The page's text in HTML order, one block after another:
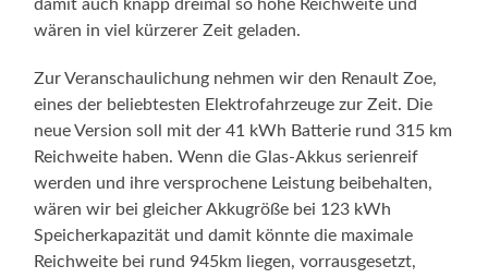
damit auch knapp dreimal so hohe Reichweite und
wären in viel kürzerer Zeit geladen.
Zur Veranschaulichung nehmen wir den Renault Zoe,
eines der beliebtesten Elektrofahrzeuge zur Zeit. Die
neue Version soll mit der 41 kWh Batterie rund 315 km
Reichweite haben. Wenn die Glas-Akkus serienreif
werden und ihre versprochene Leistung beibehalten,
wären wir bei gleicher Akkugröße bei 123 kWh
Speicherkapazität und damit könnte die maximale
Reichweite bei rund 945km liegen, vorrausgesetzt,